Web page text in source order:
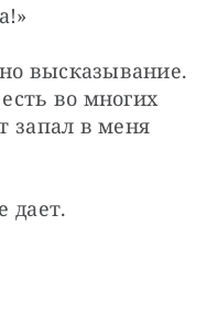
высказывание.
во многих
запал в меня
дает.